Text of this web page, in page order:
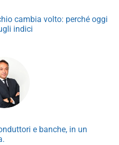
cambia volto: perché oggi
indici
e banche, in un